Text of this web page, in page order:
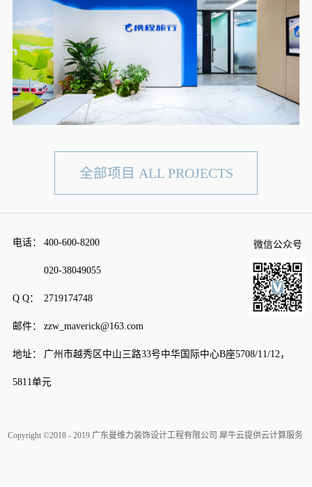
全部项目 ALL PROJECTS
电话： 400-600-8200
020-38049055
Q Q： 2719174748
邮件： zzw_maverick@163.com
地址： 广州市越秀区中山三路33号中华国际中心B座5708/11/12，
5811单元
微信公众号
Copyright ©2018 - 2019 广东曼维力装饰设计工程有限公司 犀牛云提供云计算服务